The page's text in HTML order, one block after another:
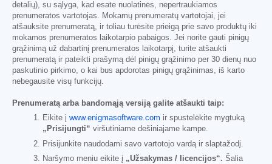
detalių), su sąlyga, kad esate nuolatinės, nepertraukiamos
prenumeratos vartotojas. Mokamų prenumeratų vartotojai, jei
atšauksite prenumeratą, ir toliau turėsite prieigą prie savo produktų iki
mokamos prenumeratos laikotarpio pabaigos. Jei norite gauti pinigų
grąžinimą už dabartinį prenumeratos laikotarpį, turite atšaukti
prenumeratą ir pateikti prašymą dėl pinigų grąžinimo per 30 dienų nuo
paskutinio pirkimo, o kai bus apdorotas pinigų grąžinimas, iš karto
nebegausite visų funkcijų.
Prenumeratą arba bandomąją versiją galite atšaukti taip:
Eikite į www.enigmasoftware.com ir spustelėkite mygtuką
„Prisijungti“ viršutiniame dešiniajame kampe.
Prisijunkite naudodami savo vartotojo vardą ir slaptažodį.
Naršymo meniu eikite į „Užsakymas / licencijos“. Šalia